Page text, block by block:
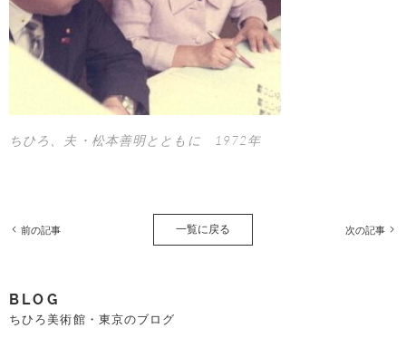
ちひろ、夫・松本善明とともに 1972年
前の記事 一覧に戻る 次の記事
BLOG
ちひろ美術館・東京のブログ